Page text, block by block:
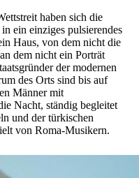
haben sich die
ein einziges pulsierendes
Haus, von dem nicht die
dem nicht ein Porträt
der modernen
des Orts sind bis auf
Männer mit
Nacht, ständig begleitet
und der türkischen
von Roma-Musikern.